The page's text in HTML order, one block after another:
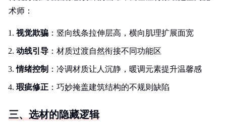
术师：
视觉欺骗 ：竖向线条拉伸层高，横向肌理扩展面宽
动线引导 ：材质过渡自然衔接不同功能区
情绪控制 ：冷调材质让人沉静，暖调元素提升温馨感
瑕疵修正 ：巧妙掩盖建筑结构的不规则缺陷
三、选材的隐藏逻辑